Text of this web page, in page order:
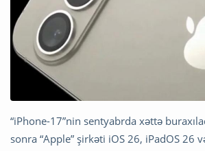
“iPhone-17”nin sentyabrda xəttə
sonra “Apple” şirkəti iOS 26, iPadOS 26